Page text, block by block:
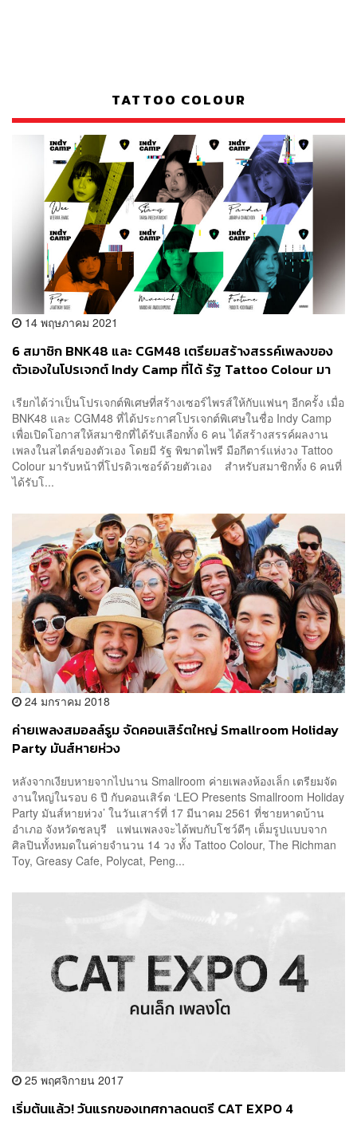
TATTOO COLOUR
14 พฤษภาคม 2021
6 สมาชิก BNK48 และ CGM48 เตรียมสร้างสรรค์เพลงของ
ตัวเองในโปรเจกต์ Indy Camp ที่ได้ รัฐ Tattoo Colour มา
เรียกได้ว่าเป็นโปรเจกต์พิเศษที่สร้างเซอร์ไพรส์ให้กับแฟนๆ อีกครั้ง เมื่อ
BNK48 และ CGM48 ที่ได้ประกาศโปรเจกต์พิเศษในชื่อ Indy Camp
เพื่อเปิดโอกาสให้สมาชิกที่ได้รับเลือกทั้ง 6 คน ได้สร้างสรรค์ผลงาน
เพลงในสไตล์ของตัวเอง โดยมี รัฐ พิฆาตไพรี มือกีตาร์แห่งวง Tattoo
Colour มารับหน้าที่โปรดิวเซอร์ด้วยตัวเอง สำหรับสมาชิกทั้ง 6 คนที่
ได้รับโ...
24 มกราคม 2018
ค่ายเพลงสมอลล์รูม จัดคอนเสิร์ตใหญ่ Smallroom Holiday
Party มันส์หายห่วง
หลังจากเงียบหายจากไปนาน Smallroom ค่ายเพลงห้องเล็ก เตรียมจัด
งานใหญ่ในรอบ 6 ปี กับคอนเสิร์ต ‘LEO Presents Smallroom Holiday
Party มันส์หายห่วง’ ในวันเสาร์ที่ 17 มีนาคม 2561 ที่ชายหาดบ้าน
อำเภอ จังหวัดชลบุรี แฟนเพลงจะได้พบกับโชว์ดีๆ เต็มรูปแบบจาก
ศิลปินทั้งหมดในค่ายจำนวน 14 วง ทั้ง Tattoo Colour, The Richman
Toy, Greasy Cafe, Polycat, Peng...
25 พฤศจิกายน 2017
เริ่มต้นแล้ว! วันแรกของเทศกาลดนตรี CAT EXPO 4